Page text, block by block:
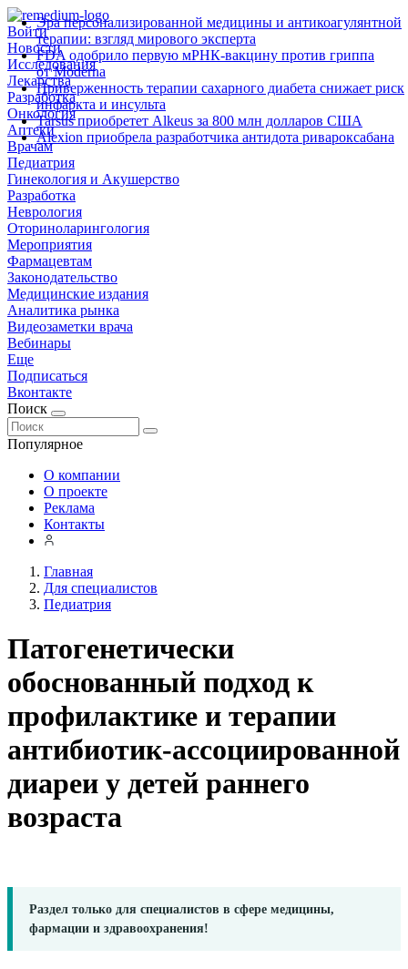
Войти
Новости
Исследования
Лекарства
Разработка
Онкология
Аптеки
Врачам
Педиатрия
Гинекология и Акушерство
Разработка
Неврология
Оториноларингология
Мероприятия
Фармацевтам
Законодательство
Медицинские издания
Аналитика рынка
Видеозаметки врача
Вебинары
Еще
Подписаться
Вконтакте
Поиск
Популярное
Эра персонализированной медицины и антикоагулянтной
терапии: взгляд мирового эксперта
FDA одобрило первую мРНК‑вакцину против гриппа
от Moderna
Приверженность терапии сахарного диабета снижает риск
инфаркта и инсульта
Tarsus приобретет Alkeus за 800 млн долларов США
Alexion приобрела разработчика антидота ривароксабана
О компании
О проекте
Реклама
Контакты
Главная
Для специалистов
Педиатрия
Патогенетически
обоснованный подход к
профилактике и терапии
антибиотик-ассоциированной
диареи у детей раннего
возраста
Раздел только для специалистов в сфере медицины,
фармации и здравоохранения!